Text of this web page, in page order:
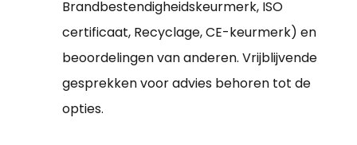
Brandbestendigheidskeurmerk, ISO
certificaat, Recyclage, CE-keurmerk) en
beoordelingen van anderen. Vrijblijvende
gesprekken voor advies behoren tot de
opties.